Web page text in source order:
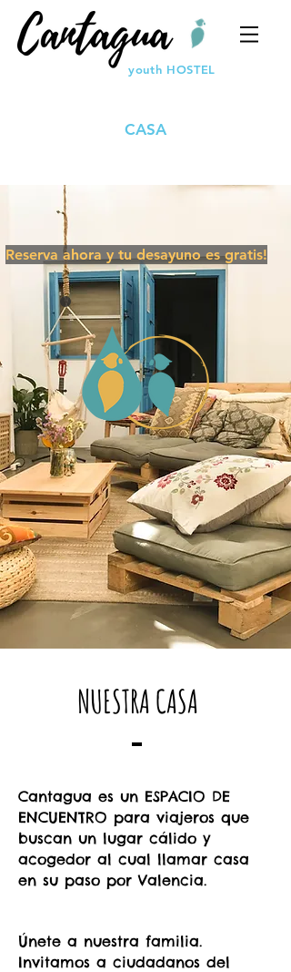
youth HOSTEL
CASA
NUESTRA CASA
Cantagua es un ESPACIO DE
ENCUENTRO para viajeros que
buscan un lugar cálido y
acogedor al cual llamar casa
en su paso por Valencia.
Únete a nuestra familia.
Invitamos a ciudadanos del
Reserva ahora y tu desayuno es gratis!